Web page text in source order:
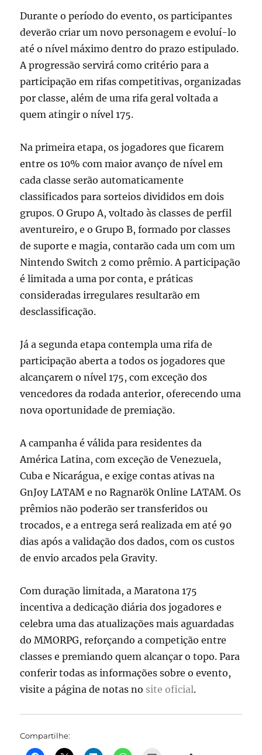
Durante o período do evento, os participantes
deverão criar um novo personagem e evoluí-lo
até o nível máximo dentro do prazo estipulado.
A progressão servirá como critério para a
participação em rifas competitivas, organizadas
por classe, além de uma rifa geral voltada a
quem atingir o nível 175.
Na primeira etapa, os jogadores que ficarem
entre os 10% com maior avanço de nível em
cada classe serão automaticamente
classificados para sorteios divididos em dois
grupos. O Grupo A, voltado às classes de perfil
aventureiro, e o Grupo B, formado por classes
de suporte e magia, contarão cada um com um
Nintendo Switch 2 como prêmio. A participação
é limitada a uma por conta, e práticas
consideradas irregulares resultarão em
desclassificação.
Já a segunda etapa contempla uma rifa de
participação aberta a todos os jogadores que
alcançarem o nível 175, com exceção dos
vencedores da rodada anterior, oferecendo uma
nova oportunidade de premiação.
A campanha é válida para residentes da
América Latina, com exceção de Venezuela,
Cuba e Nicarágua, e exige contas ativas na
GnJoy LATAM e no Ragnarök Online LATAM. Os
prêmios não poderão ser transferidos ou
trocados, e a entrega será realizada em até 90
dias após a validação dos dados, com os custos
de envio arcados pela Gravity.
Com duração limitada, a Maratona 175
incentiva a dedicação diária dos jogadores e
celebra uma das atualizações mais aguardadas
do MMORPG, reforçando a competição entre
classes e premiando quem alcançar o topo. Para
conferir todas as informações sobre o evento,
visite a página de notas no site oficial.
Compartilhe: